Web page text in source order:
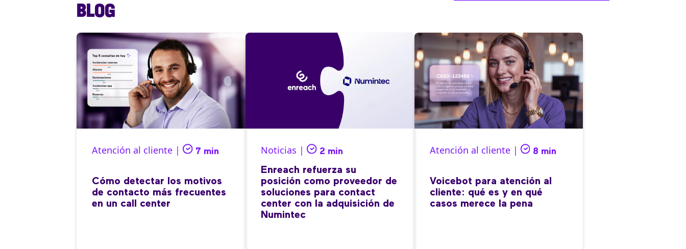
BLOG
Atención al cliente | 7 min
Cómo detectar los motivos
de contacto más frecuentes
en un call center
Noticias | 2 min
Enreach refuerza su
posición como proveedor de
soluciones para contact
center con la adquisición de
Numintec
Atención al cliente | 8 min
Voicebot para atención al
cliente: qué es y en qué
casos merece la pena